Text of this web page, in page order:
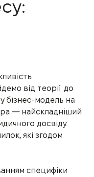
від теорії до
бізнес-модель на
— найскладніший
досвіду.
які згодом
специфіки